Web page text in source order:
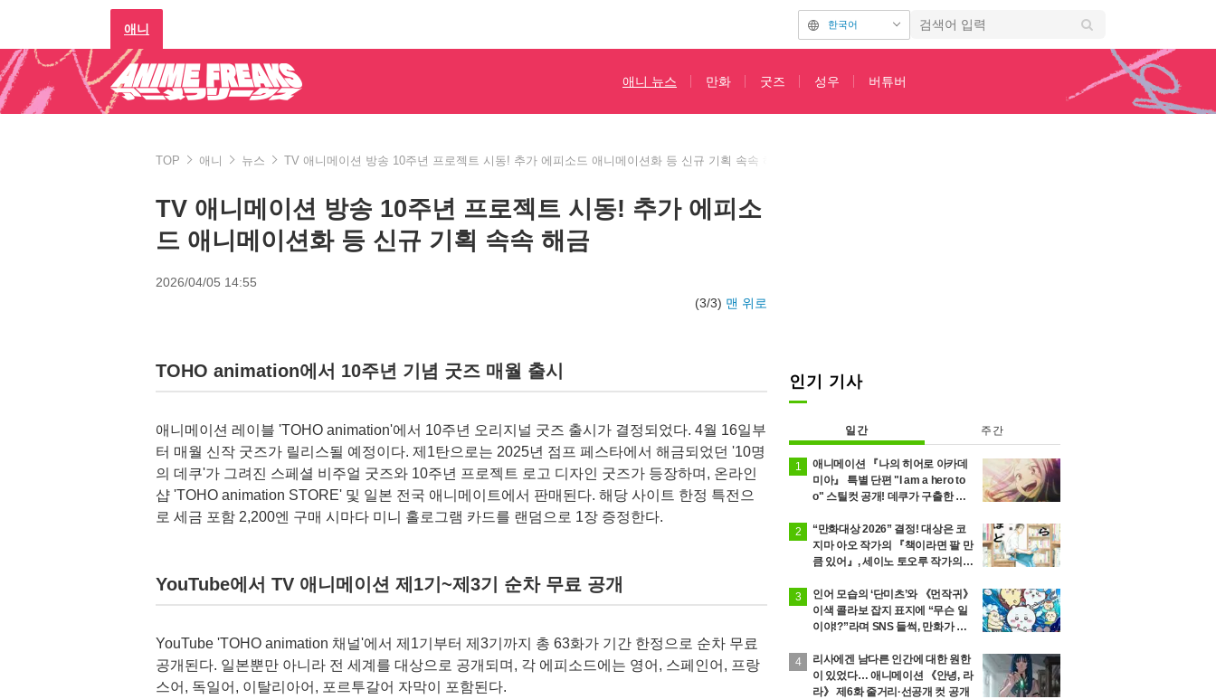
애니 한국어
애니 뉴스 만화 굿즈 성우 버튜버
TOP 애니 뉴스 TV 애니메이션 방송 10주년 프로젝트 시동! 추가 에피소드 애니메이션화 등 신규 기획 속속 해금
TV 애니메이션 방송 10주년 프로젝트 시동! 추가 에피소
드 애니메이션화 등 신규 기획 속속 해금
2026/04/05 14:55
(3/3) 맨 위로
TOHO animation에서 10주년 기념 굿즈 매월 출시
애니메이션 레이블 'TOHO animation'에서 10주년 오리지널 굿즈 출시가 결정되었다. 4월 16일부
터 매월 신작 굿즈가 릴리스될 예정이다. 제1탄으로는 2025년 점프 페스타에서 해금되었던 '10명
의 데쿠'가 그려진 스페셜 비주얼 굿즈와 10주년 프로젝트 로고 디자인 굿즈가 등장하며, 온라인
샵 'TOHO animation STORE' 및 일본 전국 애니메이트에서 판매된다. 해당 사이트 한정 특전으
로 세금 포함 2,200엔 구매 시마다 미니 홀로그램 카드를 랜덤으로 1장 증정한다.
YouTube에서 TV 애니메이션 제1기~제3기 순차 무료 공개
YouTube 'TOHO animation 채널'에서 제1기부터 제3기까지 총 63화가 기간 한정으로 순차 무료
공개된다. 일본뿐만 아니라 전 세계를 대상으로 공개되며, 각 에피소드에는 영어, 스페인어, 프랑
스어, 독일어, 이탈리아어, 포르투갈어 자막이 포함된다.
인기 기사
일간 주간
애니메이션 『나의 히어로 아카데
미아』 특별 단편 "I am a hero to
o" 스틸컷 공개! 데쿠가 구출한 소
“만화대상 2026” 결정! 대상은 코
지마 아오 작가의 『책이라면 팔 만
큼 있어』, 세이노 토오루 작가의
인어 모습의 ‘단미츠’와 《먼작귀》
이색 콜라보 잡지 표지에 “무슨 일
이야!?”라며 SNS 들썩, 만화가 세
리사에겐 남다른 인간에 대한 원한
이 있었다… 애니메이션 《안녕, 라
라》 제6화 줄거리·선공개 컷 공개